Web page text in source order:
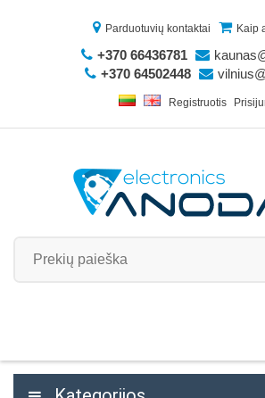
Parduotuvių kontaktai Kaip
+370 66436781
+370 64502448
Registruotis